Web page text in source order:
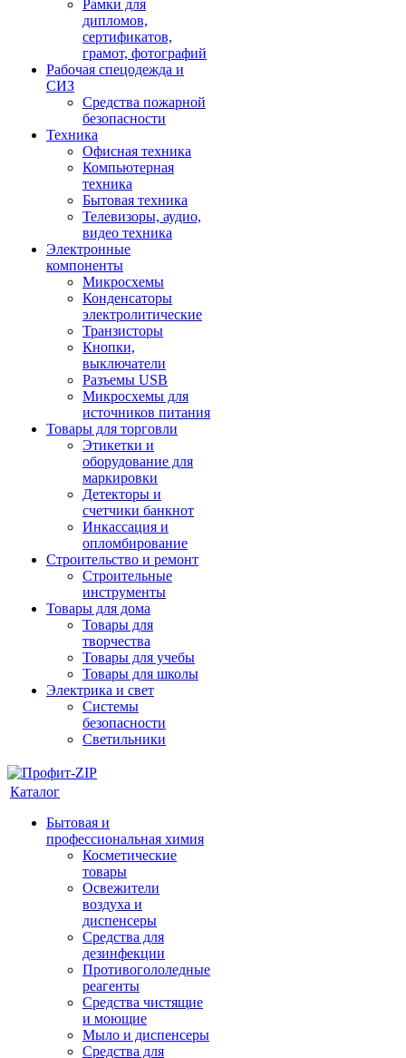
Рамки для
дипломов,
сертификатов,
грамот, фотографий
Рабочая спецодежда и
СИЗ
Средства пожарной
безопасности
Техника
Офисная техника
Компьютерная
техника
Бытовая техника
Телевизоры, аудио,
видео техника
Электронные
компоненты
Микросхемы
Конденсаторы
электролитические
Транзисторы
Кнопки,
выключатели
Разъемы USB
Микросхемы для
источников питания
Товары для торговли
Этикетки и
оборудование для
маркировки
Детекторы и
счетчики банкнот
Инкассация и
опломбирование
Строительство и ремонт
Строительные
инструменты
Товары для дома
Товары для
творчества
Товары для учебы
Товары для школы
Электрика и свет
Системы
безопасности
Светильники
Каталог
Бытовая и
профессиональная химия
Косметические
товары
Освежители
воздуха и
диспенсеры
Средства для
дезинфекции
Противогололедные
реагенты
Средства чистящие
и моющие
Мыло и диспенсеры
Средства для